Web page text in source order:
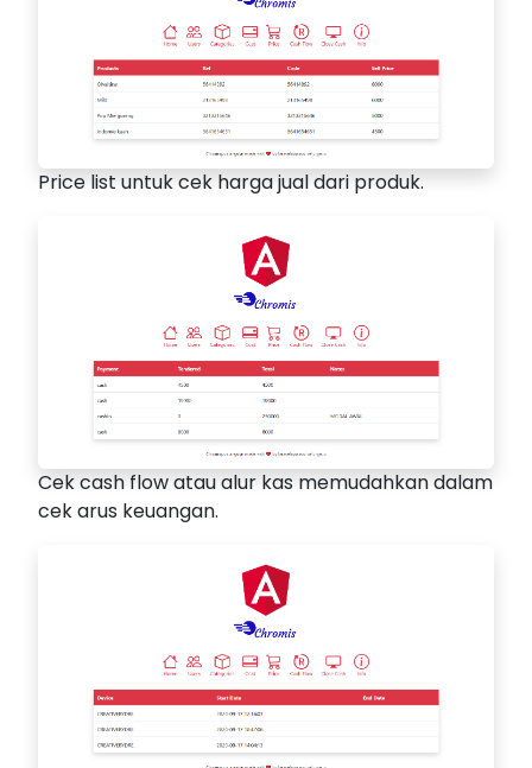
Price list untuk cek harga jual dari produk.
Cek cash flow atau alur kas memudahkan dalam
cek arus keuangan.